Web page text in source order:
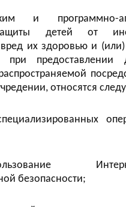
и программно-
детей от
их здоровью и
при предоставлении
относятся
безопасности;